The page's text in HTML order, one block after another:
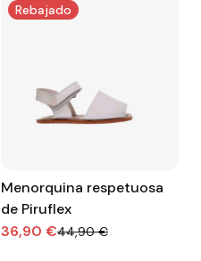
Rebajado
Menorquina respetuosa
de Piruflex
36,90 €44,90 €